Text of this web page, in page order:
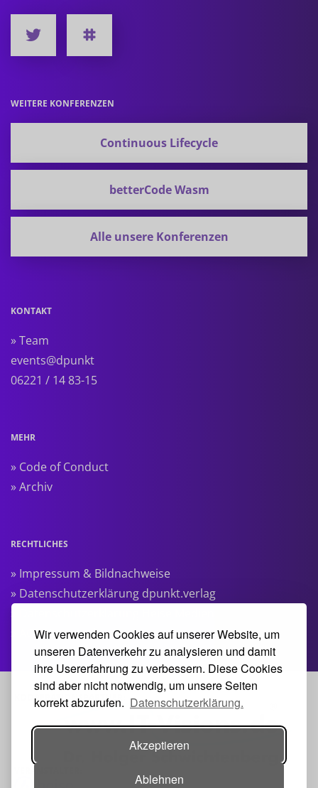
Wir verwenden Cookies auf unserer Website, um
unseren Datenverkehr zu analysieren und damit
ihre Usererfahrung zu verbessern. Diese Cookies
sind aber nicht notwendig, um unsere Seiten
korrekt abzurufen. Datenschutzerklärung.
Akzeptieren
Ablehnen
WEITERE KONFERENZEN
Continuous Lifecycle
betterCode Wasm
Alle unsere Konferenzen
KONTAKT
» Team
events@dpunkt
06221 / 14 83-15
MEHR
» Code of Conduct
» Archiv
RECHTLICHES
» Impressum & Bildnachweise
» Datenschutzerklärung dpunkt.verlag
» Datenschutzerklärung Heise Medien
» AGB Veranstaltungen
KOOPERATIONSPARTNER: